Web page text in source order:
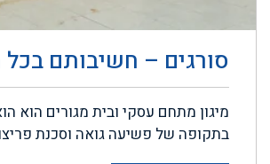
סורגים – חשיבותם
מיגון מתחם עסקי ובית מגורים הוא
בתקופה של פשיעה גואה וסכנת